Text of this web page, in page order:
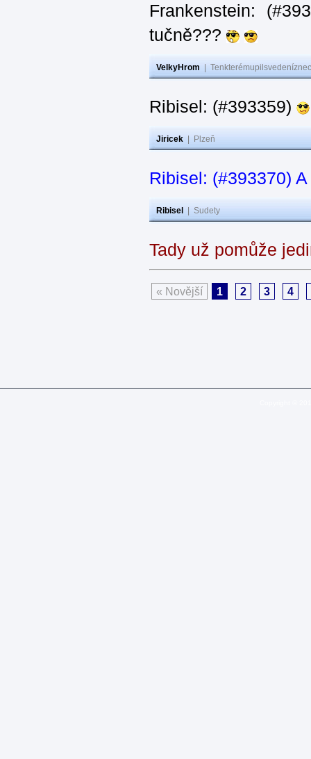
Frankenstein:
tučně???
VelkyHrom
Ribisel: (#393359)
Jiricek Plzeň
Ribisel: (#393370)
Ribisel Sudety
Tady už pomůže
« Novější 1 2 3 4